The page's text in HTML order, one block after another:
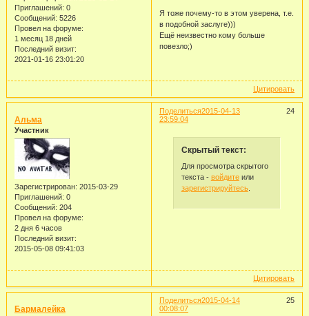
Приглашений: 0
Сообщений: 5226
Провел на форуме:
1 месяц 18 дней
Последний визит:
2021-01-16 23:01:20
Я тоже почему-то в этом уверена, т.е.
в подобной заслуге)))
Ещё неизвестно кому больше
повезло;)
Цитировать
Поделиться 24
2015-04-13
23:59:04
Альма
Участник
Зарегистрирован: 2015-03-29
Приглашений: 0
Сообщений: 204
Провел на форуме:
2 дня 6 часов
Последний визит:
2015-05-08 09:41:03
Скрытый текст:
Для просмотра скрытого
текста - войдитеили
зарегистрируйтесь.
Цитировать
Поделиться 25
2015-04-14
00:08:07
Бармалейка